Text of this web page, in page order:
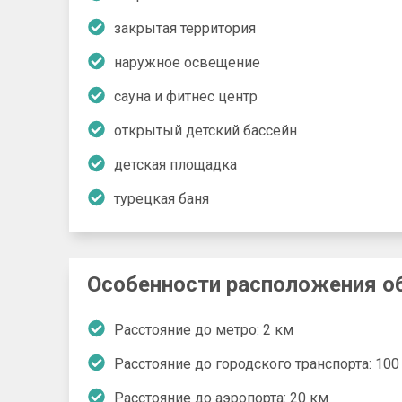
закрытая территория
наружное освещение
сауна и фитнес центр
открытый детский бассейн
детская площадка
турецкая баня
Особенности расположения
Расстояние до метро: 2 км
Расстояние до городского транспорта:
Расстояние до аэропорта: 20 км